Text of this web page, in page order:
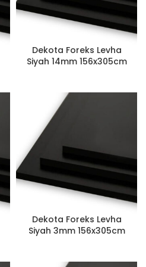
Dekota Foreks Levha
Siyah 14mm 156x305cm
Dekota Foreks Levha
Siyah 3mm 156x305cm